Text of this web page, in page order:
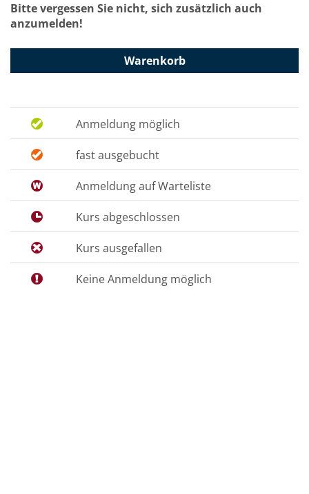
Bitte vergessen Sie nicht, sich zusätzlich auch
anzumelden!
Warenkorb
Anmeldung möglich
fast ausgebucht
Anmeldung auf Warteliste
Kurs abgeschlossen
Kurs ausgefallen
Keine Anmeldung möglich